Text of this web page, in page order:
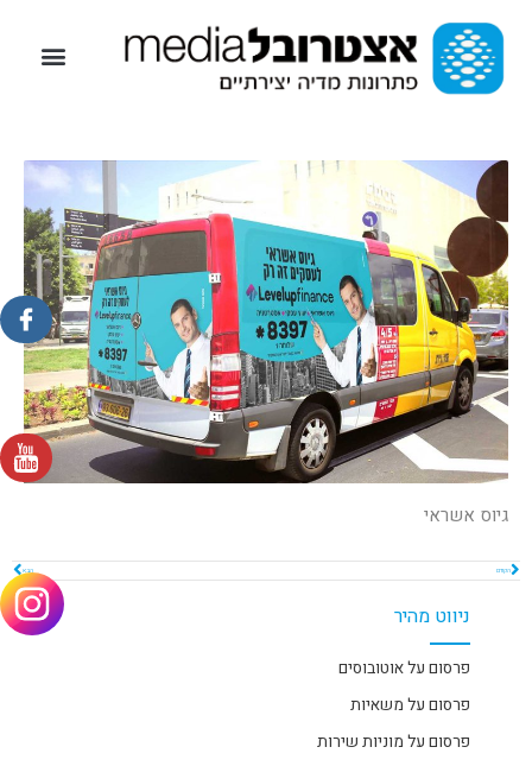
גיוס אשראי
הקודם הבא
ניווט מהיר
פרסום על אוטובוסים
פרסום על משאיות
פרסום על מוניות שירות